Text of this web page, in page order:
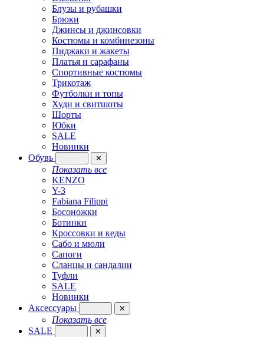
Блузы и рубашки
Брюки
Джинсы и джинсовки
Костюмы и комбинезоны
Пиджаки и жакеты
Платья и сарафаны
Спортивные костюмы
Трикотаж
Футболки и топы
Худи и свитшоты
Шорты
Юбки
SALE
Новинки
Обувь
✕
Показать все
KENZO
Y-3
Fabiana Filippi
Босоножки
Ботинки
Кроссовки и кеды
Сабо и мюли
Сапоги
Сланцы и сандалии
Туфли
SALE
Новинки
Аксессуары
✕
Показать все
SALE
✕